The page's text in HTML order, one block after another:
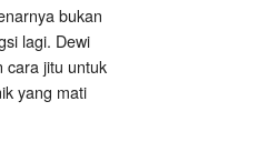
bukan
lagi. Dewi
cara jitu untuk
yang mati